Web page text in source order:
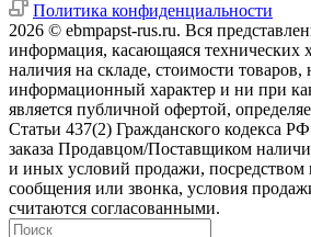
Политика конфиденциальности
2026 © ebmpapst-rus.ru. Вся
информация, касающаяся технических
наличия на складе, стоимости товаров,
информационный характер и ни при
является публичной офертой,
Статьи 437(2) Гражданского кодекса
заказа Продавцом/Поставщиком
и иных условий продажи, посредством
сообщения или звонка, условия
считаются согласованными.